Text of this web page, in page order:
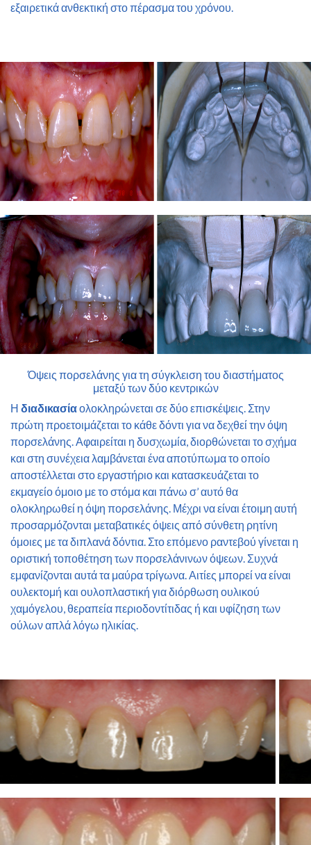
εξαιρετικά ανθεκτική στο πέρασμα του χρόνου.
Όψεις πορσελάνης για τη σύγκλειση του διαστήματος
μεταξύ των δύο κεντρικών
Η διαδικασίαολοκληρώνεται σε δύο επισκέψεις. Στην
πρώτη προετοιμάζεται το κάθε δόντι για να δεχθεί την όψη
πορσελάνης. Αφαιρείται η δυσχωμία, διορθώνεται το σχήμα
και στη συνέχεια λαμβάνεται ένα αποτύπωμα το οποίο
αποστέλλεται στο εργαστήριο και κατασκευάζεται το
εκμαγείο όμοιο με το στόμα και πάνω σ’ αυτό θα
ολοκληρωθεί η όψη πορσελάνης. Μέχρι να είναι έτοιμη αυτή
προσαρμόζονται μεταβατικές όψεις από σύνθετη ρητίνη
όμοιες με τα διπλανά δόντια. Στο επόμενο ραντεβού γίνεται η
οριστική τοποθέτηση των πορσελάνινων όψεων. Συχνά
εμφανίζονται αυτά τα μαύρα τρίγωνα. Αιτίες μπορεί να είναι
ουλεκτομή και ουλοπλαστική για διόρθωση ουλικού
χαμόγελου, θεραπεία περιοδοντίτιδας ή και υφίζηση των
ούλων απλά λόγω ηλικίας.